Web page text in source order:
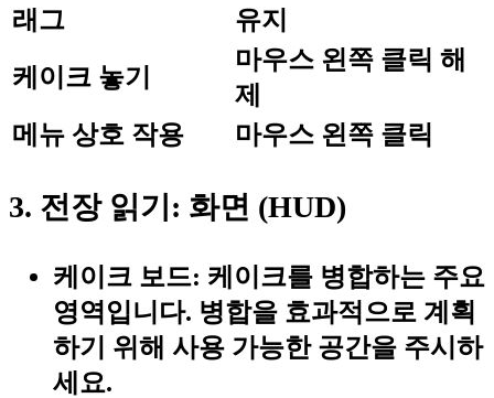
래그
유지
케이크 놓기
마우스 왼쪽 클릭 해
제
메뉴 상호 작용
마우스 왼쪽 클릭
3. 전장 읽기: 화면 (HUD)
케이크 보드: 케이크를 병합하는 주요
영역입니다. 병합을 효과적으로 계획
하기 위해 사용 가능한 공간을 주시하
세요.